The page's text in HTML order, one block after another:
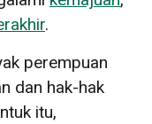
.
perempuan
dan hak-hak
itu,